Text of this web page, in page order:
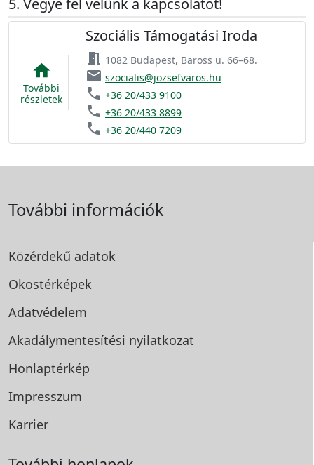
Vegye fel velünk a kapcsolatot!
home
További
részletek
Szociális Támogatási Iroda
meeting_room 1082 Budapest, Baross u. 66–68.
email szocialis@jozsefvaros.hu
phone +36 20/433 9100
phone +36 20/433 8899
phone +36 20/440 7209
További információk
Közérdekű adatok
Okostérképek
Adatvédelem
Akadálymentesítési nyilatkozat
Honlaptérkép
Impresszum
Karrier